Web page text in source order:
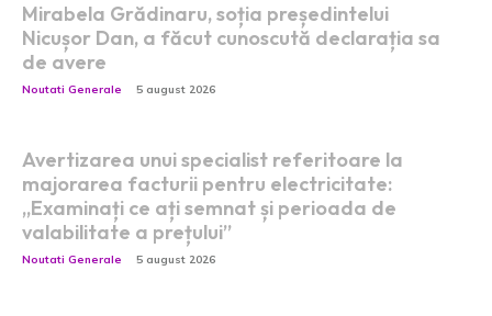
Mirabela Grădinaru, soția președintelui
Nicușor Dan, a făcut cunoscută declarația sa
de avere
Noutati Generale 5 august 2026
Avertizarea unui specialist referitoare la
majorarea facturii pentru electricitate:
„Examinați ce ați semnat și perioada de
valabilitate a prețului”
Noutati Generale 5 august 2026